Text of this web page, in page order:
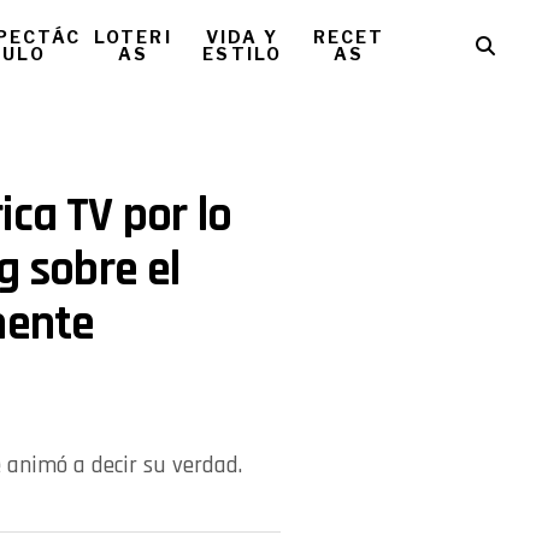
ULO
LOTERI
AS
VIDA Y
ESTILO
RECET
AS
TV por lo
sobre el
a decir su verdad.